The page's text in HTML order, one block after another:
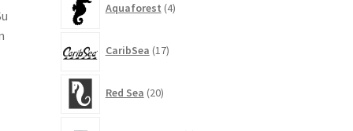
Aquaforest 4productos
CaribSea 17productos
Red Sea 20productos